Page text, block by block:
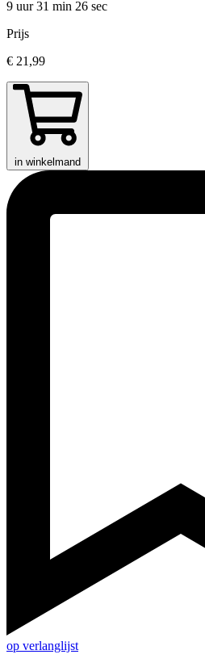
9 uur 31 min 26 sec
Prijs
€ 21,99
in winkelmand
op verlanglijst